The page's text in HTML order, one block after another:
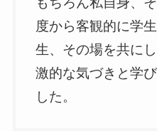
度から客観的に学
生、その場を共に
激的な気づきと学
した。